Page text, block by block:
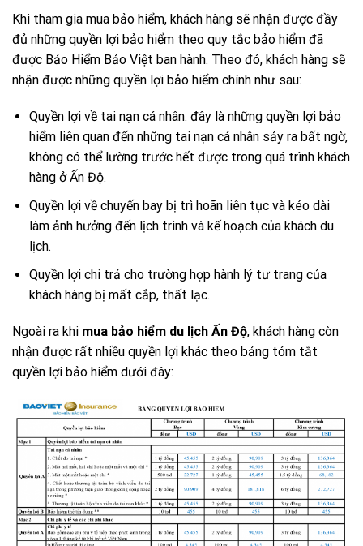
Khi tham gia mua bảo hiểm, khách hàng sẽ nhận được đầy
đủ những quyền lợi bảo hiểm theo quy tắc bảo hiểm đã
được Bảo Hiểm Bảo Việt ban hành. Theo đó, khách hàng sẽ
nhận được những quyền lợi bảo hiểm chính như sau:
Quyền lợi về tai nạn cá nhân: đây là những quyền lợi bảo
hiểm liên quan đến những tai nạn cá nhân sảy ra bất ngờ,
không có thể lường trước hết được trong quá trình khách
hàng ở Ấn Độ.
Quyền lợi về chuyến bay bị trì hoãn liên tục và kéo dài
làm ảnh hưởng đến lịch trình và kế hoạch của khách du
lịch.
Quyền lợi chi trả cho trường hợp hành lý tư trang của
khách hàng bị mất cắp, thất lạc.
Ngoài ra khi mua bảo hiểm du lịch Ấn Độ, khách hàng còn
nhận được rất nhiều quyền lợi khác theo bảng tóm tắt
quyền lợi bảo hiểm dưới đây: